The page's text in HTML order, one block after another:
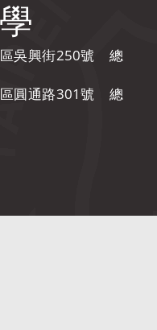
區吳興街250號 總
區圓通路301號 總